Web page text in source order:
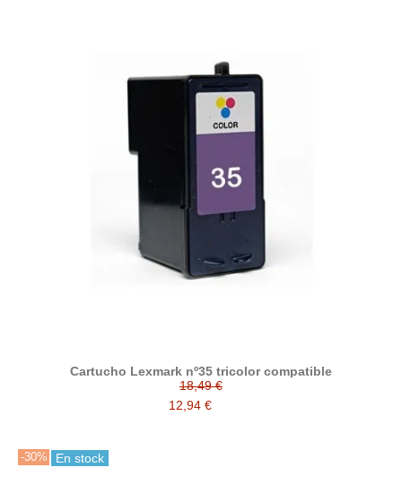
Cartucho Lexmark nº35 tricolor compatible
18,49 €
12,94 €
-30% En stock